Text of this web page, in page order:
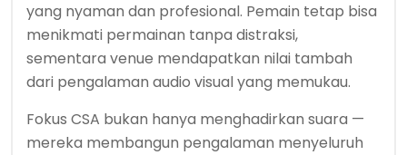
yang nyaman dan profesional. Pemain tetap bisa
menikmati permainan tanpa distraksi,
sementara venue mendapatkan nilai tambah
dari pengalaman audio visual yang memukau.
Fokus CSA bukan hanya menghadirkan suara —
mereka membangun pengalaman menyeluruh